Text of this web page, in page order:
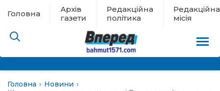
Головна
Архів
газети
Редакційна
політика
Редакційна
місія
Головна
Новини